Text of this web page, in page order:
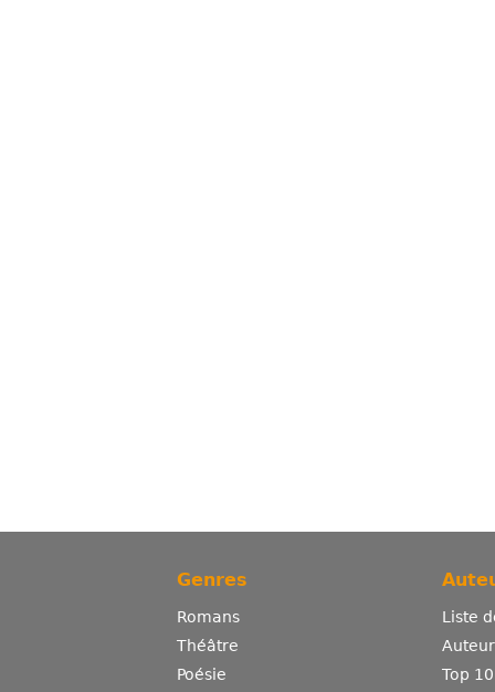
Genres
Romans
Théâtre
Poésie
Liste
Top